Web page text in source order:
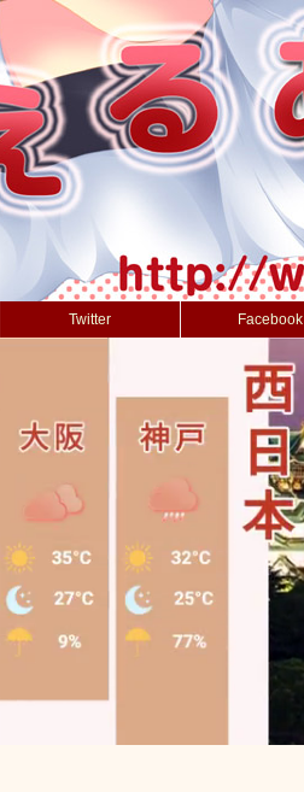
Twitter Facebook